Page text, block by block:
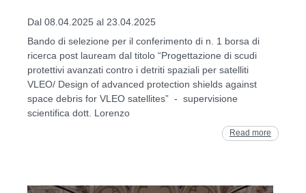
Dal 08.04.2025 al 23.04.2025
Bando di selezione per il conferimento di n. 1 borsa di
ricerca post lauream dal titolo “Progettazione di scudi
protettivi avanzati contro i detriti spaziali per satelliti
VLEO/ Design of advanced protection shields against
space debris for VLEO satellites” - supervisione
scientifica dott. Lorenzo
Read more